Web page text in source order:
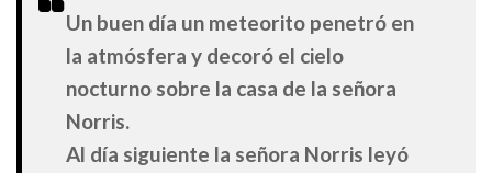
Un buen día un meteorito penetró en
la atmósfera y decoró el cielo
nocturno sobre la casa de la señora
Norris.
Al día siguiente la señora Norris leyó